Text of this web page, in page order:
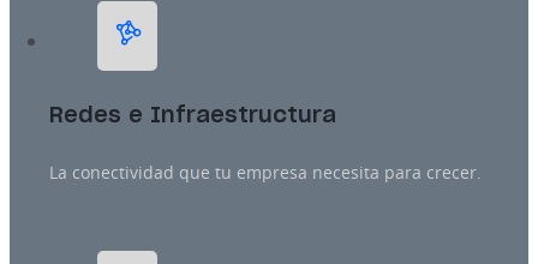
Redes e Infraestructura
La conectividad que tu empresa necesita para crecer.